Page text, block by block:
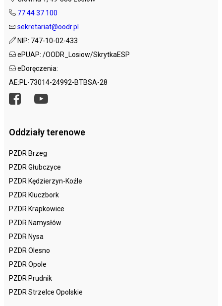
77 44 37 100
sekretariat@oodr.pl
NIP: 747-10-02-433
ePUAP: /OODR_Losiow/SkrytkaESP
eDoręczenia:
AE:PL-73014-24992-BTBSA-28
Oddziały terenowe
PZDR Brzeg
PZDR Głubczyce
PZDR Kędzierzyn-Koźle
PZDR Kluczbork
PZDR Krapkowice
PZDR Namysłów
PZDR Nysa
PZDR Olesno
PZDR Opole
PZDR Prudnik
PZDR Strzelce Opolskie